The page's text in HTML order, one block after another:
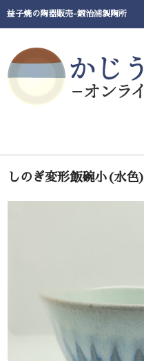
益子焼の陶器販売-鍛治浦製陶所
ホーム
商品一覧
しのぎ変形飯碗小(水色)